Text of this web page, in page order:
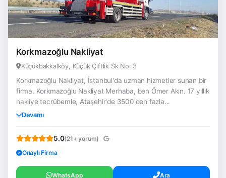
Korkmazoğlu Nakliyat
Küçükbakkalköy, Küçük Çiftlik Sk No: 3
Korkmazoğlu Nakliyat, İstanbul'da uzman hizmetler sunan bir
firma. Korkmazoğlu Nakliyat Merhaba, ben Ömer Akın. 17 yıllık
nakliye tecrübemle, Ataşehir'de 3500'den fazla...
Devamı
5.0(21+ yorum)
Onaylı Firma
WhatsApp Ara